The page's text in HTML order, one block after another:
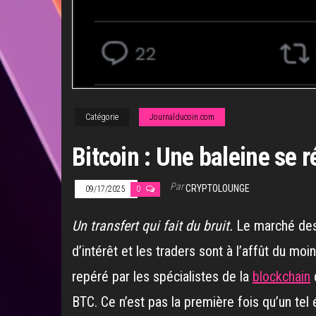
Catégorie Journalducoin.com
Bitcoin : Une baleine se
09/17/2025 0 ParCRYPTOLOUNGE
Un transfert qui fait du bruit. Le marché
d’intérêt et les traders sont à l’affût du
repéré par les spécialistes de la blockchain
BTC. Ce n’est pas la première fois qu’un